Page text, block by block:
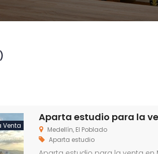
Venta
Aparta estudio para la
Medellín, El Poblado
Aparta estudio